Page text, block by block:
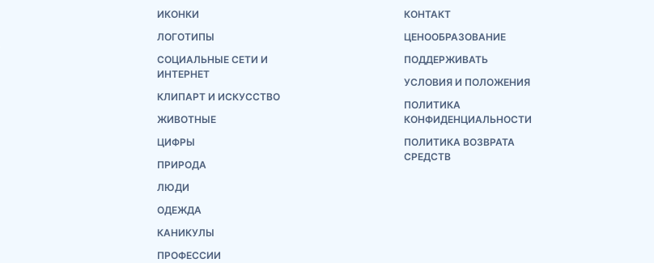
ИКОНКИ
ЛОГОТИПЫ
СОЦИАЛЬНЫЕ СЕТИ И
ИНТЕРНЕТ
КЛИПАРТ И ИСКУССТВО
ЖИВОТНЫЕ
ЦИФРЫ
ПРИРОДА
ЛЮДИ
ОДЕЖДА
КАНИКУЛЫ
ПРОФЕССИИ
КОНТАКТ
ЦЕНООБРАЗОВАНИЕ
ПОДДЕРЖИВАТЬ
УСЛОВИЯ И ПОЛОЖЕНИЯ
ПОЛИТИКА
КОНФИДЕНЦИАЛЬНОСТИ
ПОЛИТИКА ВОЗВРАТА
СРЕДСТВ